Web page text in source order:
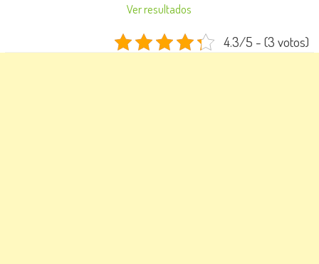
Ver resultados
4.3/5 - (3 votos)